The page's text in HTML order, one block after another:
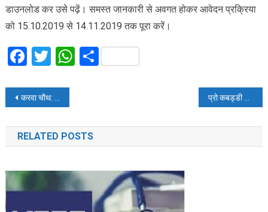
डाउनलोड कर उसे पढ़ें। समस्त जानकारी से अवगत होकर आवेदन प्रक्रिया
को 15.10.2019 से 14.11.2019 तक पूरा करें।
Facebook
Twitter
WhatsApp
Share
Post
navigation
करवा चौथ: इन घरेलू नुस्खों से लाएं अपने चेहरे पर निखार
RELATED POSTS